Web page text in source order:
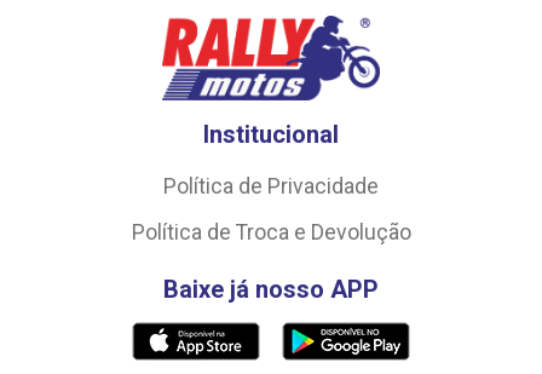
Institucional
Política de Privacidade
Política de Troca e Devolução
Baixe já nosso APP